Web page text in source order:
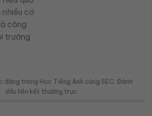
nhiều cơ
công
trường
đăng trong Học Tiếng Anh cùng SEC . Đánh
dấu liên kết thường trực